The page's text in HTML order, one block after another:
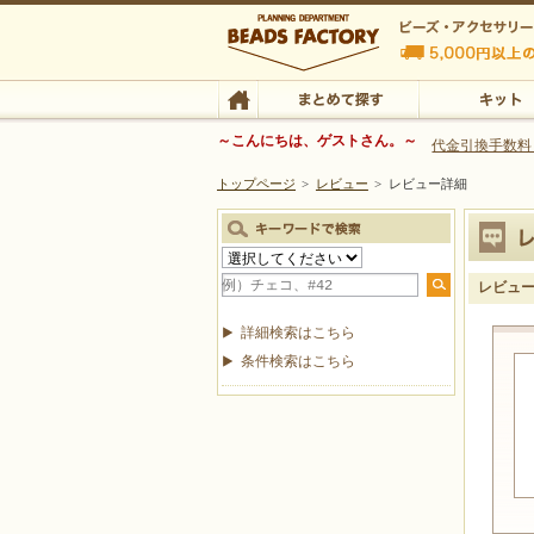
ビーズファクトリー ビーズ・パーツ・金具など
ビーズ・アクセサリ
ビーズ・アクセサリーの専門店 ビーズファクト
TOP まとめて探す
～こんにちは、ゲストさん。～ 代金引換手数
トップページ > レビュー > レビュー詳細
レビュ
詳細検索はこちら
条件検索はこちら